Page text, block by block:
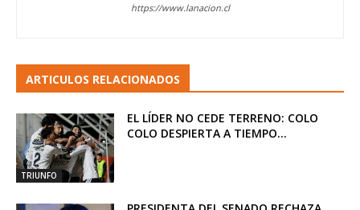
https://www.lanacion.cl
ARTICULOS RELACIONADOS
TRIUNFO
EL LÍDER NO CEDE TERRENO: COLO
COLO DESPIERTA A TIEMPO...